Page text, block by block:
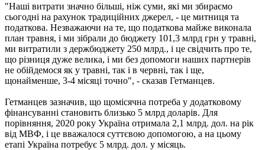
"Наші витрати значно більші, ніж суми, які ми збираємо
сьогодні на рахунок традиційних джерел, - це митниця та
податкова. Незважаючи на те, що податкова майже виконала
план травня, і ми зібрали до бюджету 101,3 млрд грн у травні,
ми витратили з держбюджету 250 млрд., і це свідчить про те,
що різниця дуже велика, і ми без допомоги наших партнерів
не обійдемося як у травні, так і в червні, так і ще,
щонайменше, 3-4 місяці точно", - сказав Гетманцев.
Гетманцев зазначив, що щомісячна потреба у додатковому
фінансуванні становить близько 5 млрд доларів. Для
порівняння, 2020 року Україна отримала 2,1 млрд. дол. на рік
від МВФ, і це вважалося суттєвою допомогою, а на цьому
етапі Україна потребує 5 млрд. дол. у місяць.